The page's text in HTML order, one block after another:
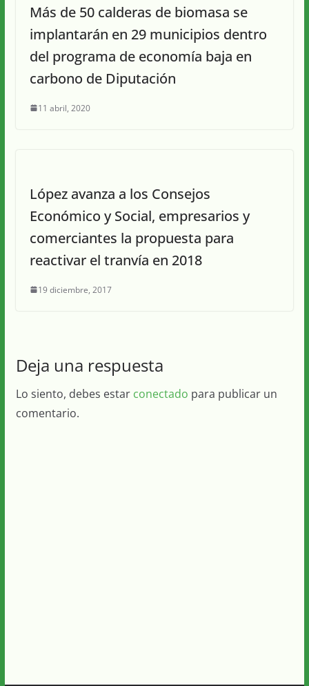
Más de 50 calderas de biomasa se
implantarán en 29 municipios dentro
del programa de economía baja en
carbono de Diputación
11 abril, 2020
López avanza a los Consejos
Económico y Social, empresarios y
comerciantes la propuesta para
reactivar el tranvía en 2018
19 diciembre, 2017
Deja una respuesta
Lo siento, debes estar conectado para publicar un
comentario.